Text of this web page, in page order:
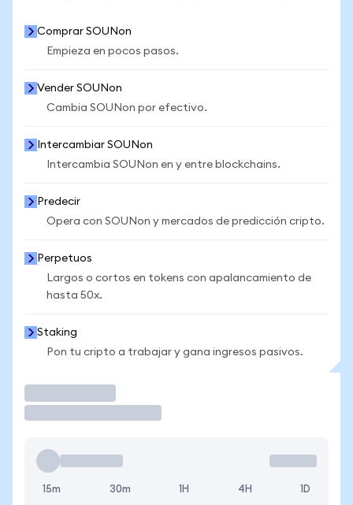
Comprar SOUNon
Empieza en pocos pasos.
Vender SOUNon
Cambia SOUNon por efectivo.
Intercambiar SOUNon
Intercambia SOUNon en y entre blockchains.
Predecir
Opera con SOUNon y mercados de predicción cripto.
Perpetuos
Largos o cortos en tokens con apalancamiento de
hasta 50x.
Staking
Pon tu cripto a trabajar y gana ingresos pasivos.
15m 30m 1H 4H 1D